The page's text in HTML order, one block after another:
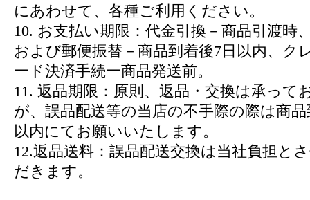
にあわせて、各種ご利用ください。
10. お支払い期限：代金引換－商品引渡時
および郵便振替－商品到着後7日以内、ク
ード決済手続ー商品発送前。
11. 返品期限：原則、返品・交換は承って
が、誤品配送等の当店の不手際の際は商品
以内にてお願いいたします。
12.返品送料：誤品配送交換は当社負担と
だきます。